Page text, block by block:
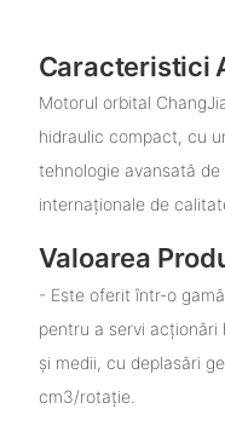
Caracteristici
Motorul orbital
hidraulic compact, cu
tehnologie avansată
internaționale de
Valoarea
- Este oferit într-o
pentru a servi acționări
și medii, cu deplasări
cm3/rotație.